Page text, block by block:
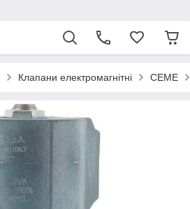
Клапани електромагнітні CEME